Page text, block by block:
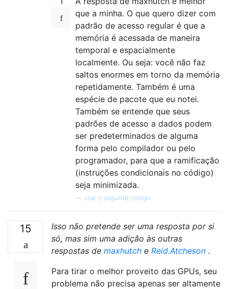
que a minha. O que quero dizer com
padrão de acesso regular é que a
memória é acessada de maneira
temporal e espacialmente
localmente. Ou seja: você não faz
saltos enormes em torno da memória
repetidamente. Também é uma
espécie de pacote que eu notei.
Também se entende que seus
padrões de acesso a dados podem
ser predeterminados de alguma
forma pelo compilador ou pelo
programador, para que a ramificação
(instruções condicionais no código)
seja minimizada.
usar o seguinte código
15
Isso não pretende ser uma resposta por si
só, mas sim uma adição às outras
respostas de maxhutch e Reid.Atcheson .
Para tirar o melhor proveito das GPUs, seu
problema não precisa apenas ser altamente